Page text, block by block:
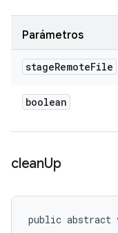
Parámetros
stageRemoteFile
boolean
cleanUp
public abstract